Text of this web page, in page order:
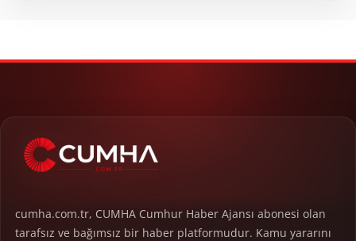
cumha.com.tr, CUMHA Cumhur Haber Ajansı abonesi olan
tarafsız ve bağımsız bir haber platformudur. Kamu yararını